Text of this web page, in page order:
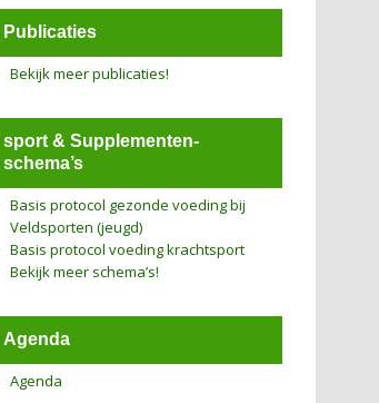
Publicaties
Bekijk meer publicaties!
sport & Supplementen-
schema’s
Basis protocol gezonde voeding bij
Veldsporten (jeugd)
Basis protocol voeding krachtsport
Bekijk meer schema’s!
Agenda
Agenda